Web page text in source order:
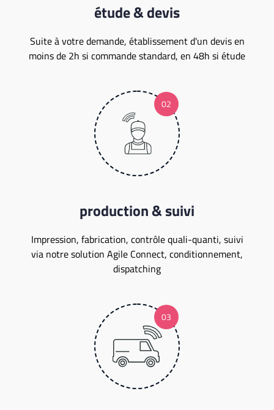
étude & devis
Suite à votre demande, établissement d'un devis en
moins de 2h si commande standard, en 48h si étude
production & suivi
Impression, fabrication, contrôle quali-quanti, suivi
via notre solution Agile Connect, conditionnement,
dispatching